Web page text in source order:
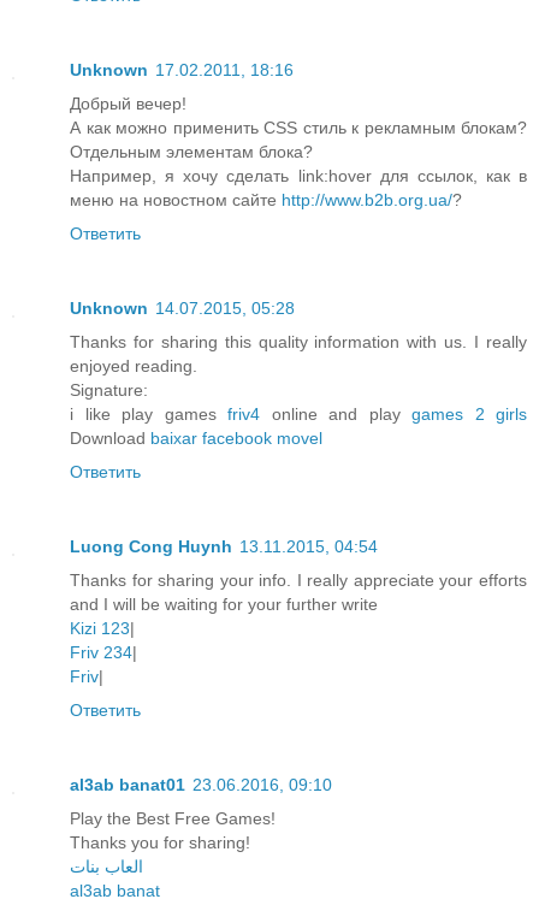
Unknown 17.02.2011, 18:16
Добрый вечер!
А как можно применить CSS стиль к рекламным блокам?
Отдельным элементам блока?
Например, я хочу сделать link:hover для ссылок, как в
меню на новостном сайте http://www.b2b.org.ua/?
Ответить
Unknown 14.07.2015, 05:28
Thanks for sharing this quality information with us. I really
enjoyed reading.
Signature:
i like play games friv4 online and play games 2 girls
Download baixar facebook movel
Ответить
Luong Cong Huynh 13.11.2015, 04:54
Thanks for sharing your info. I really appreciate your efforts
and I will be waiting for your further write
Kizi 123|
Friv 234|
Friv|
Ответить
al3ab banat01 23.06.2016, 09:10
Play the Best Free Games!
Thanks you for sharing!
العاب بنات
al3ab banat